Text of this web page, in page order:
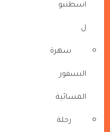
اسطنبو
ل
سهرة
البسفور
المسائية
رحلة